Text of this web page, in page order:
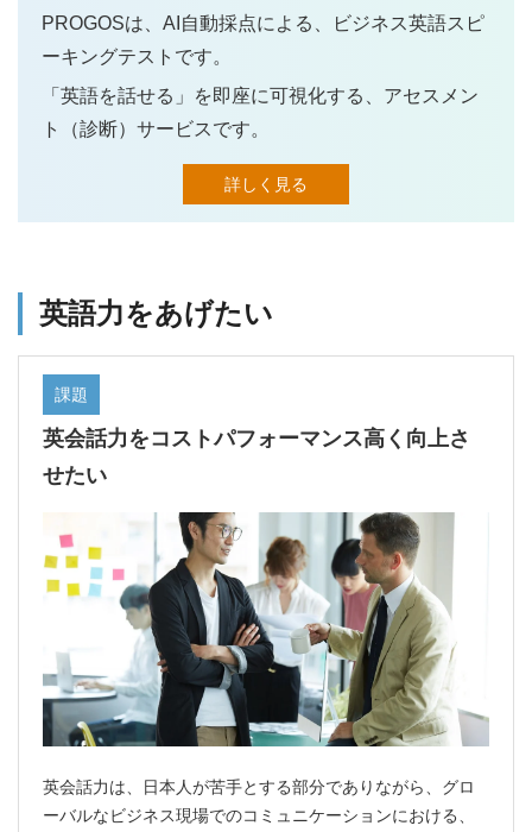
PROGOSは、AI自動採点による、ビジネス英語スピ
ーキングテストです。
「英語を話せる」を即座に可視化する、アセスメン
ト（診断）サービスです。
詳しく見る
英語力をあげたい
課題
英会話力をコストパフォーマンス高く向上さ
せたい
英会話力は、日本人が苦手とする部分でありながら、グロ
ーバルなビジネス現場でのコミュニケーションにおける、